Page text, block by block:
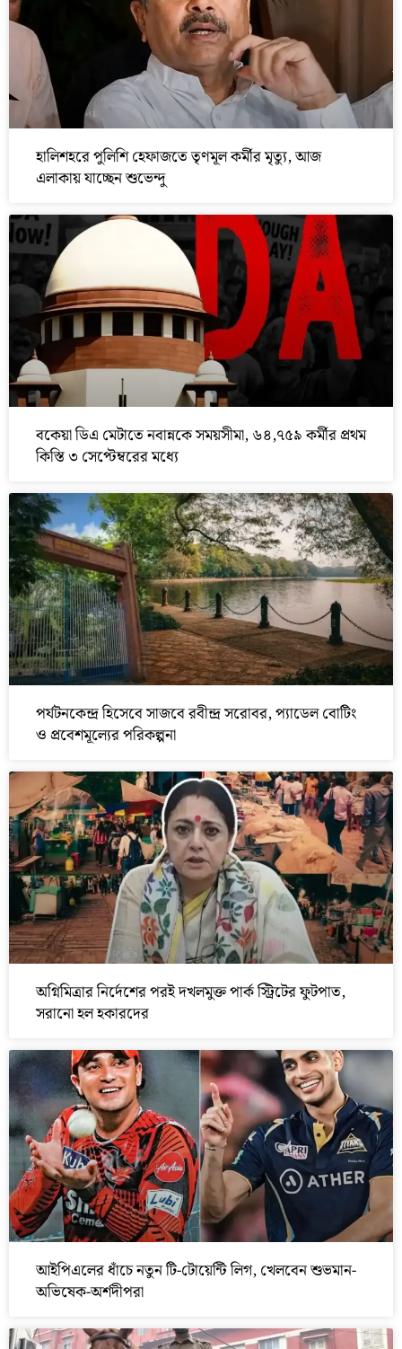
হালিশহরে পুলিশি হেফাজতে তৃণমূল কর্মীর মৃত্যু, আজ
এলাকায় যাচ্ছেন শুভেন্দু
বকেয়া ডিএ মেটাতে নবান্নকে সময়সীমা, ৬৪,৭৫৯ কর্মীর প্রথম
কিস্তি ৩ সেপ্টেম্বরের মধ্যে
পর্যটনকেন্দ্র হিসেবে সাজবে রবীন্দ্র সরোবর, প্যাডেল বোটিং
ও প্রবেশমূল্যের পরিকল্পনা
অগ্নিমিত্রার নির্দেশের পরই দখলমুক্ত পার্ক স্ট্রিটের ফুটপাত,
সরানো হল হকারদের
আইপিএলের ধাঁচে নতুন টি-টোয়েন্টি লিগ, খেলবেন শুভমান-
অভিষেক-অর্শদীপরা